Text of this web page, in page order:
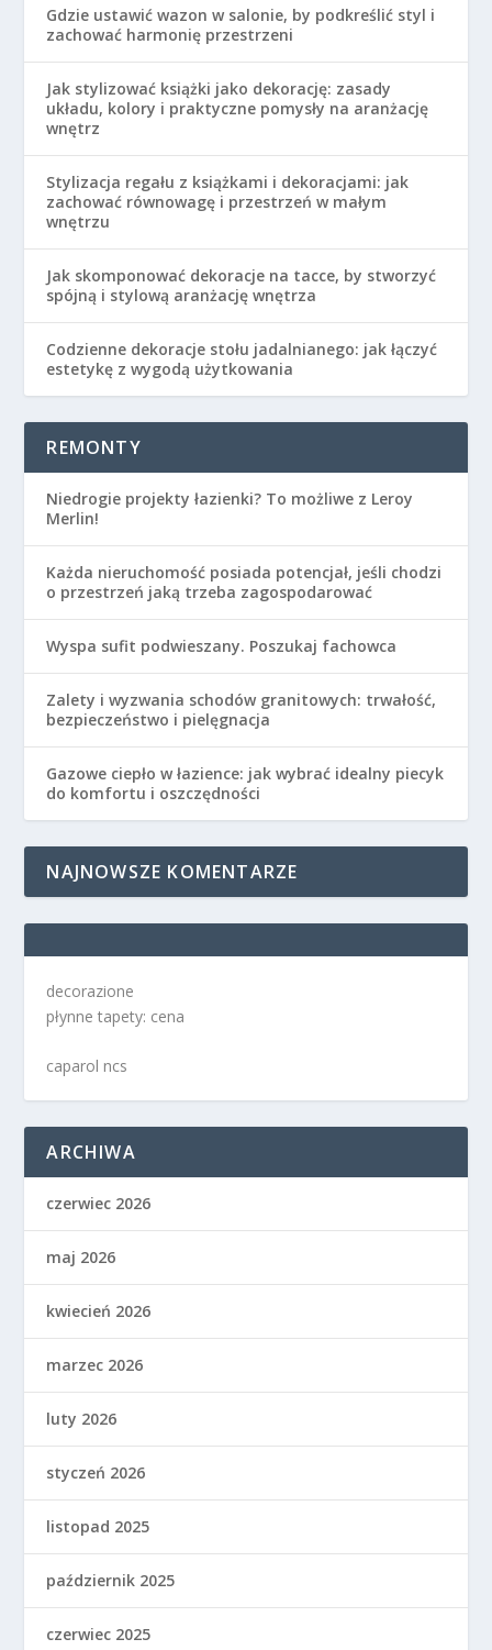
Gdzie ustawić wazon w salonie, by podkreślić styl i
zachować harmonię przestrzeni
Jak stylizować książki jako dekorację: zasady
układu, kolory i praktyczne pomysły na aranżację
wnętrz
Stylizacja regału z książkami i dekoracjami: jak
zachować równowagę i przestrzeń w małym
wnętrzu
Jak skomponować dekoracje na tacce, by stworzyć
spójną i stylową aranżację wnętrza
Codzienne dekoracje stołu jadalnianego: jak łączyć
estetykę z wygodą użytkowania
REMONTY
Niedrogie projekty łazienki? To możliwe z Leroy
Merlin!
Każda nieruchomość posiada potencjał, jeśli chodzi
o przestrzeń jaką trzeba zagospodarować
Wyspa sufit podwieszany. Poszukaj fachowca
Zalety i wyzwania schodów granitowych: trwałość,
bezpieczeństwo i pielęgnacja
Gazowe ciepło w łazience: jak wybrać idealny piecyk
do komfortu i oszczędności
NAJNOWSZE KOMENTARZE
decorazione
płynne tapety: cena
caparol ncs
ARCHIWA
czerwiec 2026
maj 2026
kwiecień 2026
marzec 2026
luty 2026
styczeń 2026
listopad 2025
październik 2025
czerwiec 2025